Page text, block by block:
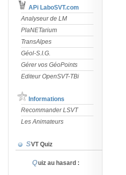
APi LaboSVT.com
Analyseur de LM
PlaNETarium
TransAlpes
Géol-S.I.G.
Gérer vos GéoPoints
Editeur OpenSVT-TBi
Informations
Recommander LSVT
Les Animateurs
SVT Quiz
Quiz au hasard :